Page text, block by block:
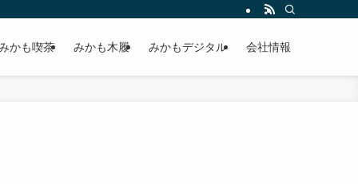
かも喫茶 みかも木履 みかもデジタル 会社情報